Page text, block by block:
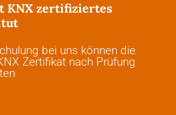
KNX zertifiziertes
bei uns können die
Zertifikat nach Prüfung